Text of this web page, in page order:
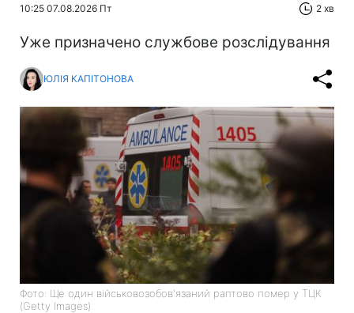
10:25 07.08.2026 Пт 2 хв
Уже призначено службове розслідування
ЮЛІЯ КАПІТОНОВА
Фото: Ще один військовозобов'язаний раптово помер у ТЦК
(Getty Images)